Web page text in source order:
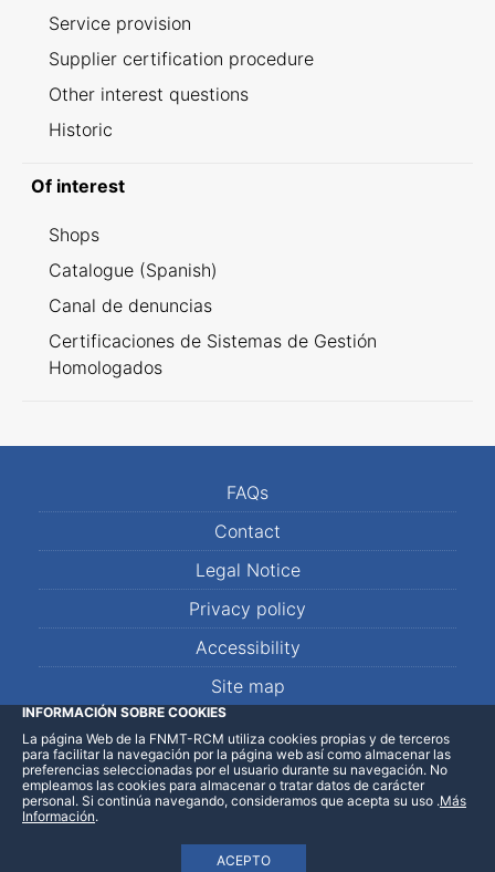
Service provision
Supplier certification procedure
Other interest questions
Historic
Of interest
Shops
Catalogue (Spanish)
Canal de denuncias
Certificaciones de Sistemas de Gestión
Homologados
FAQs
Contact
Legal Notice
Privacy policy
Accessibility
Site map
LinkedInFacebookWhatsApp
INFORMACIÓN SOBRE COOKIES
La página Web de la FNMT-RCM utiliza cookies propias y de terceros
para facilitar la navegación por la página web así como almacenar las
preferencias seleccionadas por el usuario durante su navegación. No
empleamos las cookies para almacenar o tratar datos de carácter
personal. Si continúa navegando, consideramos que acepta su uso
ACEPTO
.Más
Información.